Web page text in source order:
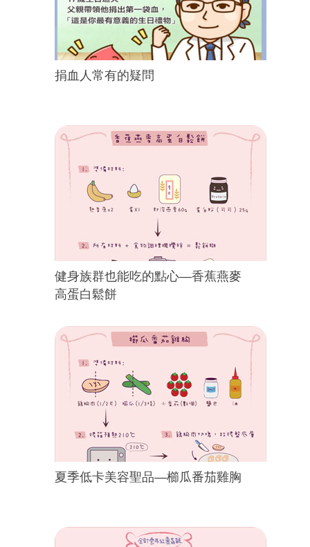
捐血人常有的疑問
健身族群也能吃的點心—香蕉燕麥
高蛋白鬆餅
夏季低卡美容聖品—櫛瓜番茄雞胸